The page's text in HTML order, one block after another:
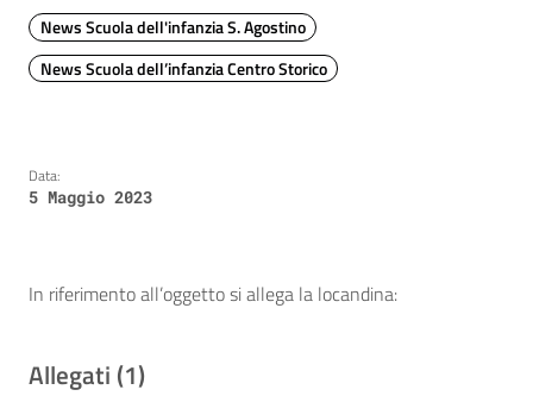
News Scuola dell'infanzia S. Agostino
News Scuola dell’infanzia Centro Storico
Data:
5 Maggio 2023
In riferimento all’oggetto si allega la locandina:
Allegati (1)